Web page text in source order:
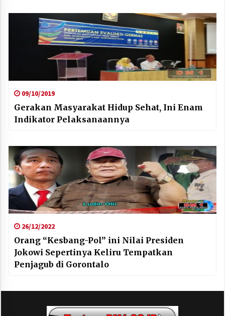
09/10/2019
Gerakan Masyarakat Hidup Sehat, Ini Enam
Indikator Pelaksanaannya
26/12/2022
Orang “Kesbang-Pol” ini Nilai Presiden
Jokowi Sepertinya Keliru Tempatkan
Penjagub di Gorontalo